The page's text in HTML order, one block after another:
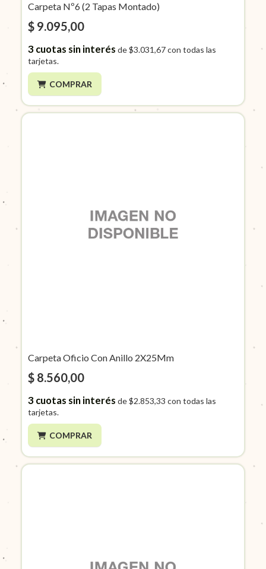
Carpeta Nº6 (2 Tapas Montado)
$ 9.095,00
3cuotas sin interés de$3.031,67con todas las
tarjetas.
COMPRAR
Carpeta Oficio Con Anillo 2X25Mm
$ 8.560,00
3cuotas sin interés de$2.853,33 con todas las
tarjetas.
COMPRAR